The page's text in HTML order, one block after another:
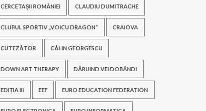
CERCETAȘII ROMÂNIEI CLAUDIU DUMITRACHE
CLUBUL SPORTIV „VOICU DRAGON” CRAIOVA
CUTEZĂTOR CĂLIN GEORGESCU
DOWN ART THERAPY DĂRUIND VEI DOBÂNDI
EDIȚIA III EEF EURO EDUCATION FEDERATION